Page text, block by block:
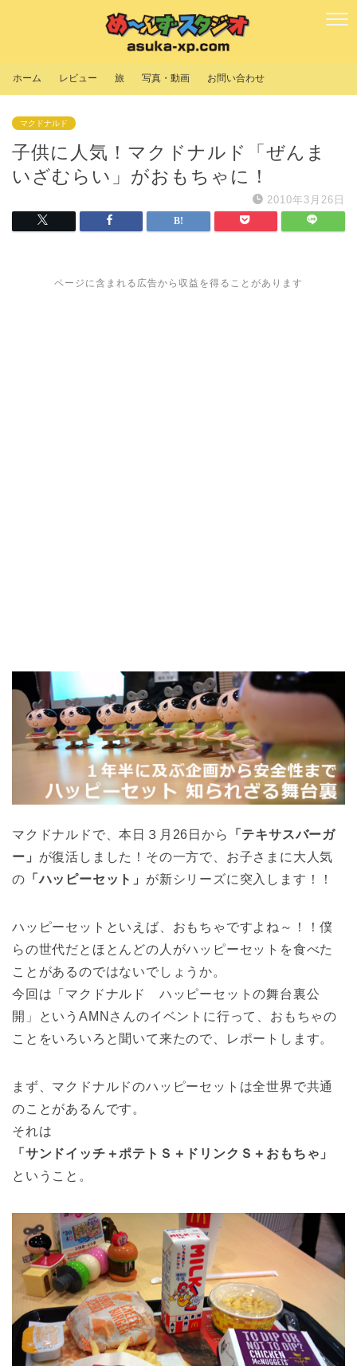
ホーム レビュー 旅 写真・動画 お問い合わせ
マクドナルド
子供に人気！マクドナルド「ぜんま
いざむらい」がおもちゃに！
2010年3月26日
ページに含まれる広告から収益を得ることがあります
マクドナルドで、本日３月26日から
「テキサスバーガ
ー」 が復活しました！その一方で、お子さまに大人気
の 「ハッピーセット」 が新シリーズに突入します！！
ハッピーセットといえば、おもちゃですよね～！！僕
らの世代だとほとんどの人がハッピーセットを食べた
ことがあるのではないでしょうか。
今回は「マクドナルド ハッピーセットの舞台裏公
開」というAMNさんのイベントに行って、おもちゃの
ことをいろいろと聞いて来たので、レポートします。
まず、マクドナルドのハッピーセットは全世界で共通
のことがあるんです。
それは
「サンドイッチ＋ポテトＳ＋ドリンクＳ＋おもちゃ」
ということ。